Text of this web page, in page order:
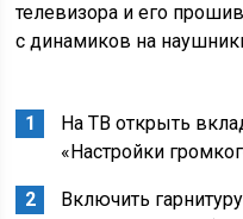
телевизора и его
с динамиков на
На ТВ открыть
«Настройки
Включить